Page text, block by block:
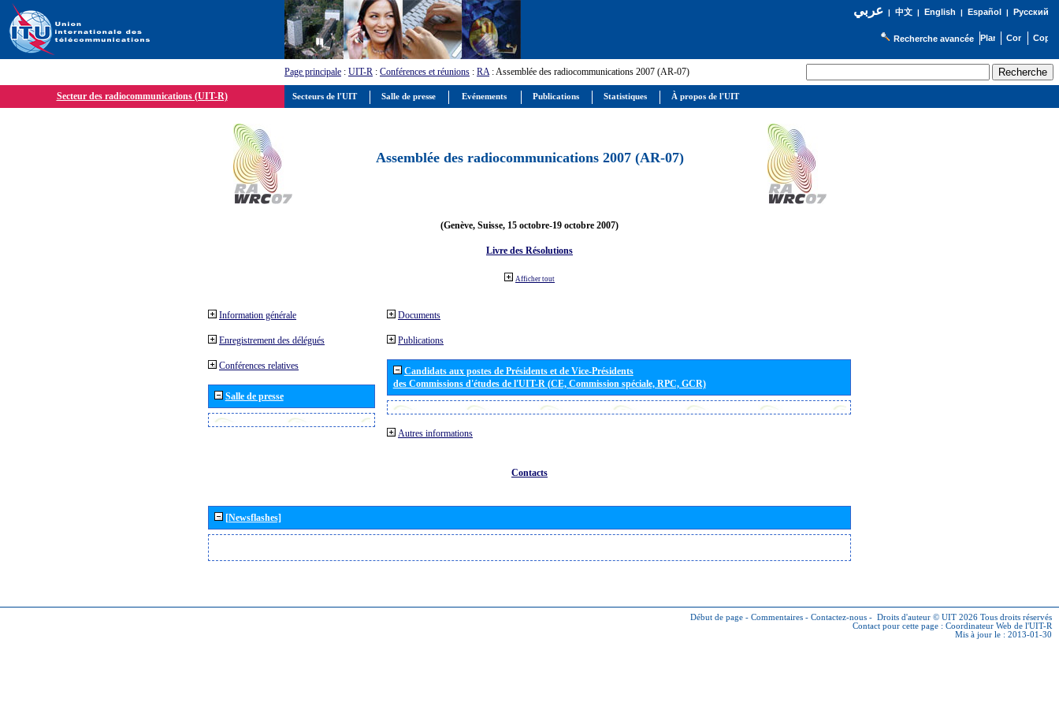
عربي| 中文| English | Español | Русский
Recherche avancée
Page principale : UIT-R : Conférences et réunions : RA: Assemblée des radiocommunications 2007 (AR-07)
Secteur des radiocommunications (UIT-R)
Assemblée des radiocommunications 2007 (AR-07)
(Genève, Suisse, 15 octobre-19 octobre 2007)
Livre des Résolutions
Afficher tout
Information générale
Enregistrement des délégués
Conférences relatives
Salle de presse
Documents
Publications
Candidats aux postes de Présidents et de Vice-Présidents
des Commissions d'études de l'UIT-R (CE, Commission spéciale, RPC, GCR)
Autres informations
Contacts
[Newsflashes]
Début de page - Commentaires - Contactez-nous - Droits d'auteur © UIT 2026 Tous droits réservés
Contact pour cette page : Coordinateur Web de l'UIT-R
Mis à jour le : 2013-01-30
Secteurs de l'UIT Salle de presse Evénements Publications Statistiques À propos de l'UIT